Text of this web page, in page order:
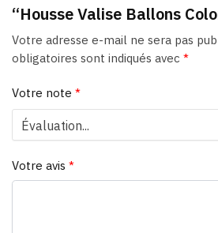
“Housse Valise Ballons
Votre adresse e-mail ne sera pas
obligatoires sont indiqués avec *
Votre note *
Votre avis *